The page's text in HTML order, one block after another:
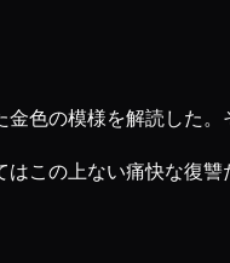
色の模様を解読した
この上ない痛快な復讐